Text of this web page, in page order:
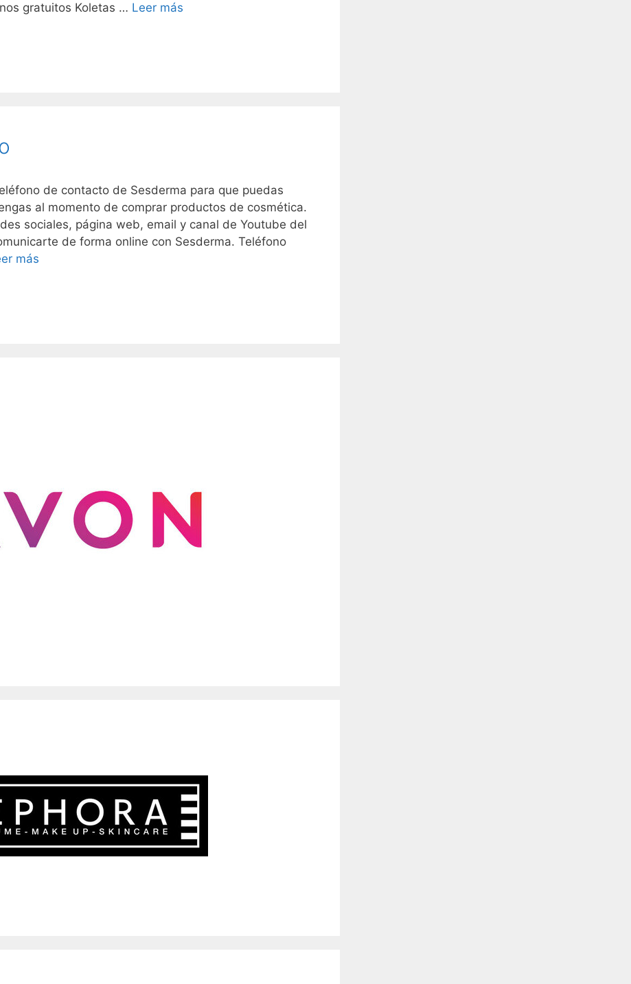
gratuitos Koletas … Leer más
de contacto de Sesderma para que puedas
al momento de comprar productos de cosmética.
sociales, página web, email y canal de Youtube del
de forma online con Sesderma. Teléfono
más